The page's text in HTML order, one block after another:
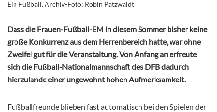
Ein Fußball. Archiv-Foto: Robin Patzwaldt
Dass die Frauen-Fußball-EM in diesem Sommer bisher keine
große Konkurrenz aus dem Herrenbereich hatte, war ohne
Zweifel gut für die Veranstaltung. Von Anfang an erfreute
sich die Fußball-Nationalmannschaft des DFB dadurch
hierzulande einer ungewohnt hohen Aufmerksamkeit.
Fußballfreunde blieben fast automatisch bei den Spielen der